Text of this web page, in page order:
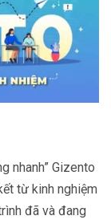
nhanh” Gizento
từ kinh nghiệm
đã và đang